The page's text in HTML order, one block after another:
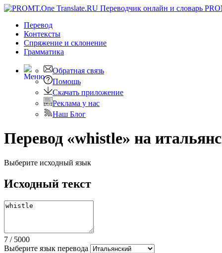
Перевод
Контексты
Спряжение и склонение
Грамматика
Обратная связь
Помощь
Скачать приложение
Реклама у нас
Наш Блог
Перевод «whistle» на
Выберите исходный язык
Исходный текст
7 / 5000
Выберите язык перевода